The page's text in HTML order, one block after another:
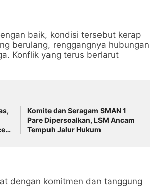
baik, kondisi tersebut kerap
berulang, renggangnya hubungan
Konflik yang terus berlarut
Komite dan Seragam SMAN 1
Pare Dipersoalkan, LSM Ancam
Tempuh Jalur Hukum
dengan komitmen dan tanggung